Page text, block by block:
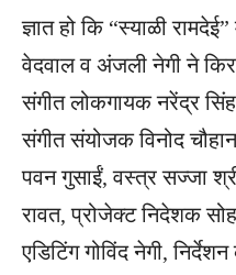
ज्ञात हो कि “स्याळी
वेदवाल व अंजली नेगी ने
संगीत लोकगायक नरेंद्र
संगीत संयोजक विनोद
पवन गुसाईं, वस्त्र सज्जा
रावत, प्रोजेक्ट निदेशक
एडिटिंग गोविंद नेगी,